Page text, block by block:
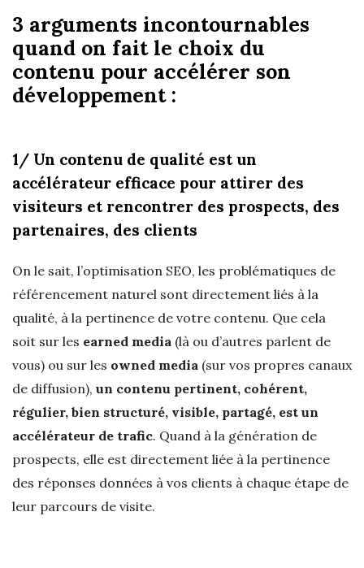
3 arguments incontournables
quand on fait le choix du
contenu pour accélérer son
développement :
1/ Un contenu de qualité est un
accélérateur efficace pour attirer des
visiteurs et rencontrer des prospects, des
partenaires, des clients
On le sait, l’optimisation SEO, les problématiques de
référencement naturel sont directement liés à la
qualité, à la pertinence de votre contenu. Que cela
soit sur les earned media (là ou d’autres parlent de
vous) ou sur les owned media (sur vos propres canaux
de diffusion), un contenu pertinent, cohérent,
régulier, bien structuré, visible, partagé, est un
accélérateur de trafic. Quand à la génération de
prospects, elle est directement liée à la pertinence
des réponses données à vos clients à chaque étape de
leur parcours de visite.